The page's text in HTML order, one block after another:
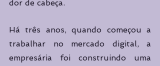
dor de cabeça.
Há três anos, quando começou a
trabalhar no mercado digital, a
empresária foi construindo uma